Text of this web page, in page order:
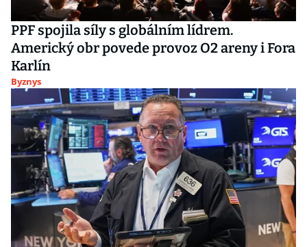
PPF spojila síly s globálním lídrem.
Americký obr povede provoz O2 areny i Fora
Karlín
Byznys